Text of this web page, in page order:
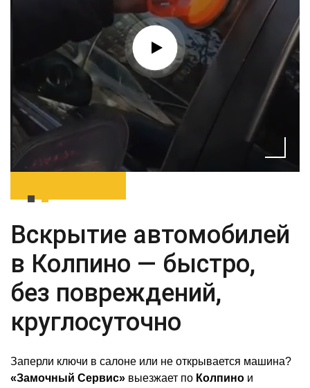
Вскрытие автомобилей
в Колпино — быстро,
без повреждений,
круглосуточно
Заперли ключи в салоне или не открывается машина?
«Замочный Сервис» выезжает по Колпино и